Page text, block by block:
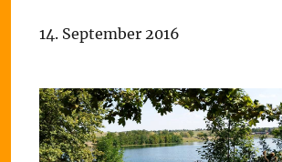
14. September 2016